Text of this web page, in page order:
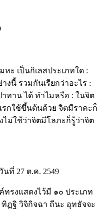
ะ เป็นกิเลสประเภทใด :
งนี้ รวมกันเรียกว่าอะไร :
ทาน ได้ ทำไมหรือ : ในจิต
กใช้ขึ้นต้นด้วย จิตมีราคะก็
ไม่ใช้ว่าจิตมีโลภะก็รู้ว่าจิต
ที่ 27 ต.ค. 2549
รงแสดงไว้มี ๑๐ ประเภท
ฏฐิ วิจิกิจฉา ถีนะ อุทธัจจะ